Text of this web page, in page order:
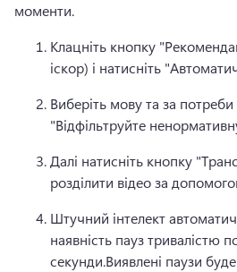
моменти.
Клацніть кнопку
іскор) і натисніть
Виберіть мову та за
"Відфільтруйте
Далі натисніть кнопку
розділити відео за
Штучний інтелект
наявність пауз тривалістю
секунди.Виявлені паузи